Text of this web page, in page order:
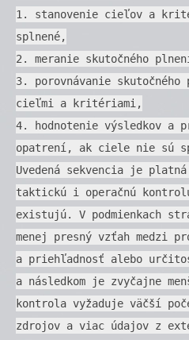
1. stanovenie cieľov a
splnené,
2. meranie skutočného
3. porovnávanie skutočného
cieľmi a kritériami,
4. hodnotenie výsledkov a
opatrení, ak ciele nie sú
Uvedená sekvencia je
taktickú i operačnú
existujú. V podmienkach
menej presný vzťah medzi
a priehľadnosť alebo
a následkom je zvyčajne
kontrola vyžaduje väčší
zdrojov a viac údajov z